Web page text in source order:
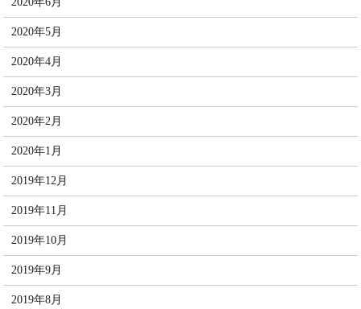
2020年5月
2020年4月
2020年3月
2020年2月
2020年1月
2019年12月
2019年11月
2019年10月
2019年9月
2019年8月